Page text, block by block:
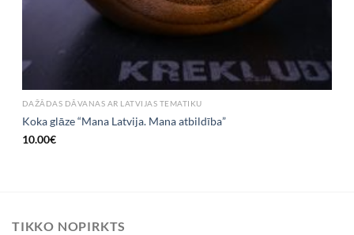
DAŽĀDAS DĀVANAS AR LATVIJAS TEMATIKU
Koka glāze “Mana Latvija. Mana atbildība”
10.00€
TIKKO NOPIRKTS